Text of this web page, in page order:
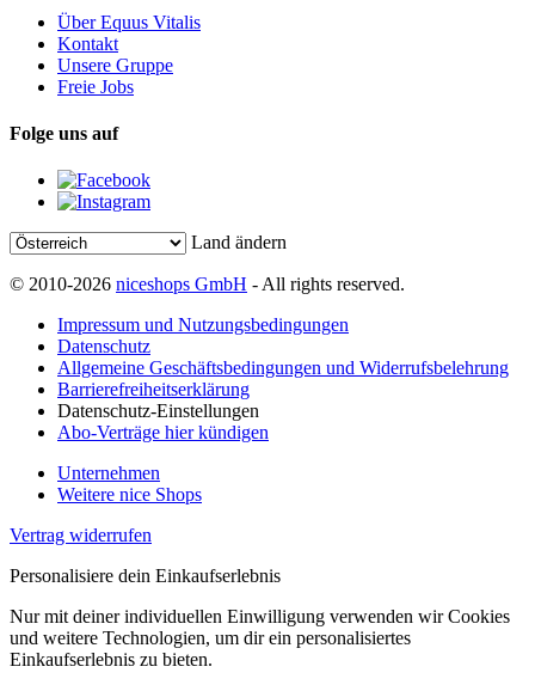
Über Equus Vitalis
Kontakt
Unsere Gruppe
Freie Jobs
Folge uns auf
Land ändern
© 2010-2026 niceshops GmbH - All rights reserved.
Impressum und Nutzungsbedingungen
Datenschutz
Allgemeine Geschäftsbedingungen und Widerrufsbelehrung
Barrierefreiheitserklärung
Datenschutz-Einstellungen
Abo-Verträge hier kündigen
Unternehmen
Weitere nice Shops
Vertrag widerrufen
Personalisiere dein Einkaufserlebnis
Nur mit deiner individuellen Einwilligung verwenden wir Cookies
und weitere Technologien, um dir ein personalisiertes
Einkaufserlebnis zu bieten.